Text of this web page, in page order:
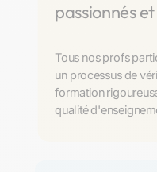
passionnés
Tous nos profs
un processus de
formation
qualité